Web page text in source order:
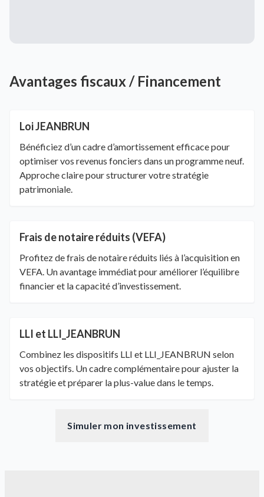
Avantages fiscaux / Financement
Loi JEANBRUN
Bénéficiez d’un cadre d’amortissement efficace pour
optimiser vos revenus fonciers dans un programme neuf.
Approche claire pour structurer votre stratégie
patrimoniale.
Frais de notaire réduits (VEFA)
Profitez de frais de notaire réduits liés à l’acquisition en
VEFA. Un avantage immédiat pour améliorer l’équilibre
financier et la capacité d’investissement.
LLI et LLI_JEANBRUN
Combinez les dispositifs LLI et LLI_JEANBRUN selon
vos objectifs. Un cadre complémentaire pour ajuster la
stratégie et préparer la plus-value dans le temps.
Simuler mon investissement